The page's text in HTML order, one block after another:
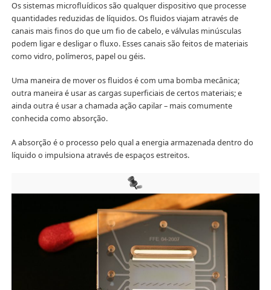
Os sistemas microfluídicos são qualquer dispositivo que processe
quantidades reduzidas de líquidos. Os fluidos viajam através de
canais mais finos do que um fio de cabelo, e válvulas minúsculas
podem ligar e desligar o fluxo. Esses canais são feitos de materiais
como vidro, polímeros, papel ou géis.
Uma maneira de mover os fluidos é com uma bomba mecânica;
outra maneira é usar as cargas superficiais de certos materiais; e
ainda outra é usar a chamada ação capilar – mais comumente
conhecida como absorção.
A absorção é o processo pelo qual a energia armazenada dentro do
líquido o impulsiona através de espaços estreitos.